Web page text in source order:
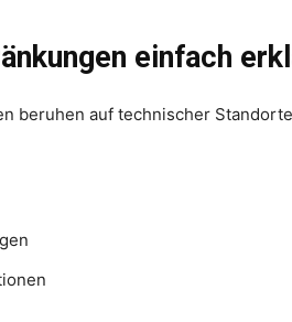
einfach
beruhen auf technischer